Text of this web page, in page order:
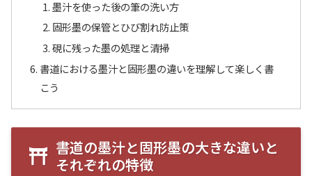
墨汁を使った後の筆の洗い方
固形墨の保管とひび割れ防止策
硯に残った墨の処理と清掃
書道における墨汁と固形墨の違いを理解して楽しく書
こう
書道の墨汁と固形墨の大きな違いと
それぞれの特徴